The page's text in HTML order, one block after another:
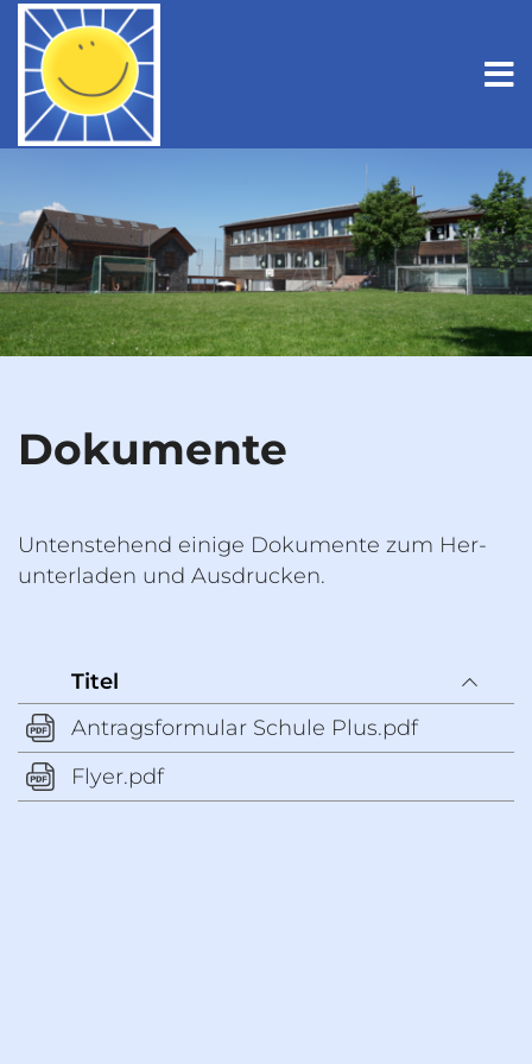
Do­ku­men­te
Un­ten­ste­hend ei­ni­ge Do­ku­men­te zum Her­
un­ter­la­den und Aus­dru­cken.
Titel
An­trags­for­mu­lar Schu­le Plus.​pdf
Flyer.​pdf